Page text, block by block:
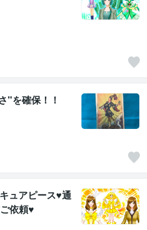
"を確保！！
ュアピース♥通
依頼♥